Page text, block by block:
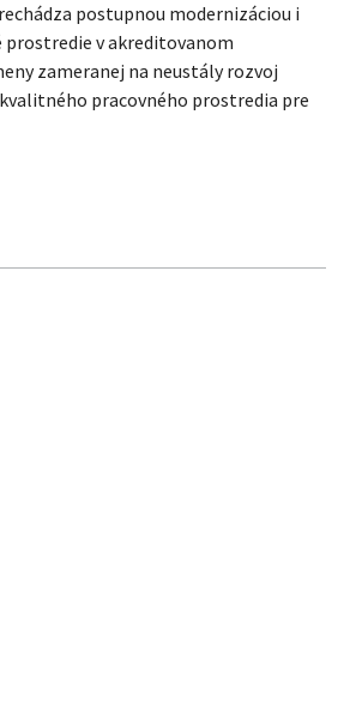
postupnou modernizáciou i
v akreditovanom
zameranej na neustály rozvoj
pracovného prostredia pre